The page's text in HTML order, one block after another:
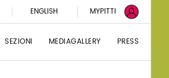
ENGLISH MYPITTI
SEZIONI MEDIAGALLERY PRESS